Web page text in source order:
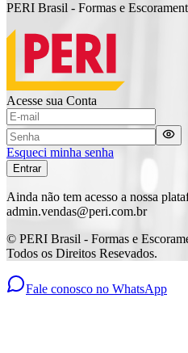
PERI Brasil - Formas e
Acesse sua Conta
Esqueci minha senha
Entrar
Ainda não tem acesso a nossa
admin.vendas@peri.com.br
© PERI Brasil - Formas e
Todos os Direitos Resevados.
Fale conosco no WhatsApp